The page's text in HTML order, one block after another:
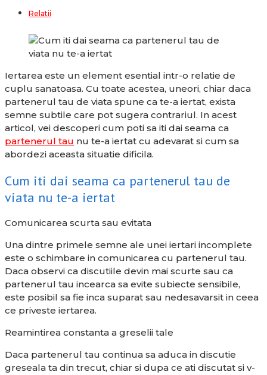
Relatii
Iertarea este un element esential intr-o relatie de
cuplu sanatoasa. Cu toate acestea, uneori, chiar daca
partenerul tau de viata spune ca te-a iertat, exista
semne subtile care pot sugera contrariul. In acest
articol, vei descoperi cum poti sa iti dai seama ca
partenerul tau nu te-a iertat cu adevarat si cum sa
abordezi aceasta situatie dificila.
Cum iti dai seama ca partenerul tau de
viata nu te-a iertat
Comunicarea scurta sau evitata
Una dintre primele semne ale unei iertari incomplete
este o schimbare in comunicarea cu partenerul tau.
Daca observi ca discutiile devin mai scurte sau ca
partenerul tau incearca sa evite subiecte sensibile,
este posibil sa fie inca suparat sau nedesavarsit in ceea
ce priveste iertarea.
Reamintirea constanta a greselii tale
Daca partenerul tau continua sa aduca in discutie
greseala ta din trecut, chiar si dupa ce ati discutat si v-